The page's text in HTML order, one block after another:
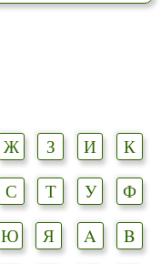
Ж З И
К
С Т У
Ф
Ю Я A
B